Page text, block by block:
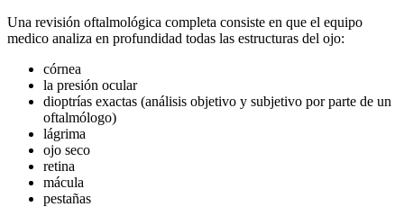
Una revisión oftalmológica completa consiste en que el equipo
medico analiza en profundidad todas las estructuras del ojo:
córnea
la presión ocular
dioptrías exactas (análisis objetivo y subjetivo por parte de un
oftalmólogo)
lágrima
ojo seco
retina
mácula
pestañas